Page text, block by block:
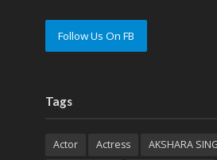
Follow Us On FB
Tags
Actor Actress
AKSHARA